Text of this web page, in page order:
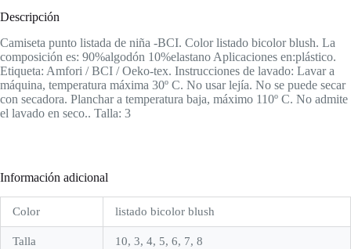
Descripción
Camiseta punto listada de niña -BCI. Color listado bicolor blush. La
composición es: 90%algodón 10%elastano Aplicaciones en:plástico.
Etiqueta: Amfori / BCI / Oeko-tex. Instrucciones de lavado: Lavar a
máquina, temperatura máxima 30º C. No usar lejía. No se puede secar
con secadora. Planchar a temperatura baja, máximo 110º C. No admite
el lavado en seco.. Talla: 3
Información adicional
Color listado bicolor blush
Talla 10, 3, 4, 5, 6, 7, 8